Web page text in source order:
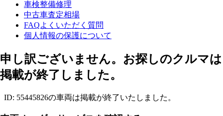
車検整備修理
中古車査定相場
FAQよくいただく質問
個人情報の保護について
申し訳ございません。お探しのクルマは
掲載が終了しました。
ID: 55445826の車両は掲載が終了いたしました。